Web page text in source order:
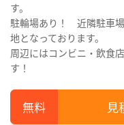
す。
駐輪場あり！ 近隣駐車
地となっております。
周辺にはコンビニ・飲食
す！
見